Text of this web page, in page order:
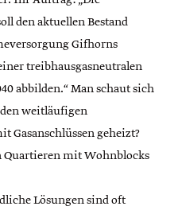
den aktuellen Bestand
Gifhorns
treibhausgasneutralen
abbilden.“ Man schaut sich
weitläufigen
Gasanschlüssen geheizt?
Quartieren mit Wohnblocks
Lösungen sind oft